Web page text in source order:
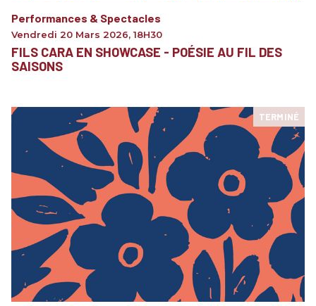
Performances & Spectacles
Vendredi 20 Mars 2026, 18H30
FILS CARA EN SHOWCASE - POÉSIE AU FIL DES
SAISONS
TERMINÉ